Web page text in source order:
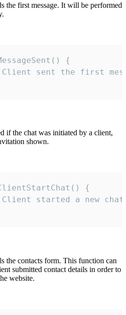
the first message. It will be performed
{
sent the first
if the chat was initiated by a client,
shown.
{
started a new
the contacts form. This function can
submitted contact details in order to
website.